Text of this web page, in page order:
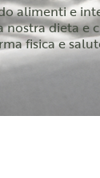
alimenti e
nostra dieta e
fisica e